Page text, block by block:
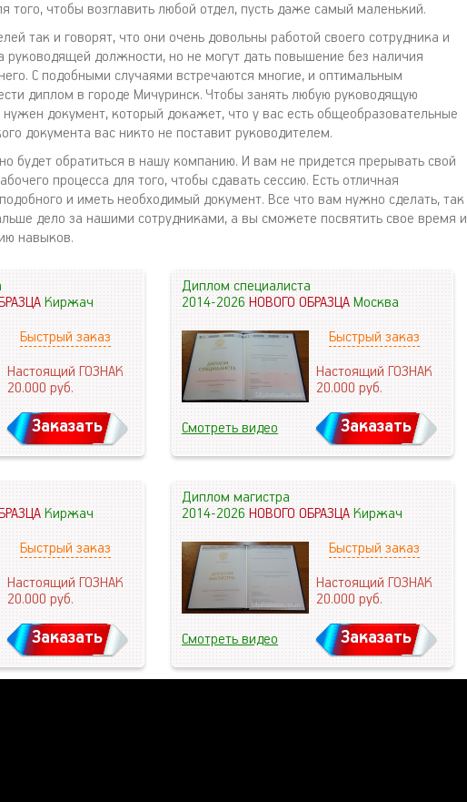
того, чтобы возглавить любой отдел, пусть даже самый маленький.
так и говорят, что они очень довольны работой своего сотрудника и
руководящей должности, но не могут дать повышение без наличия
С подобными случаями встречаются многие, и оптимальным
диплом в городе Мичуринск. Чтобы занять любую руководящую
документ, который докажет, что у вас есть общеобразовательные
документа вас никто не поставит руководителем.
будет обратиться в нашу компанию. И вам не придется прерывать свой
процесса для того, чтобы сдавать сессию. Есть отличная
и иметь необходимый документ. Все что вам нужно сделать, так
дело за нашими сотрудниками, а вы сможете посвятить свое время и
навыков.
Киржач
Быстрый заказ
Настоящий ГОЗНАК
20.000руб.
Заказать
Диплом специалиста
2014-2026НОВОГО ОБРАЗЦАМосква
Быстрый заказ
Настоящий ГОЗНАК
20.000руб.
Смотреть видео Заказать
Киржач
Быстрый заказ
Настоящий ГОЗНАК
20.000руб.
Заказать
Диплом магистра
2014-2026НОВОГО ОБРАЗЦАКиржач
Быстрый заказ
Настоящий ГОЗНАК
20.000руб.
Смотреть видео Заказать